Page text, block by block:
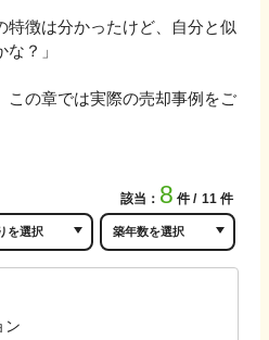
特徴は分かったけど、自分と似
？」
この章では実際の売却事例をご
該当： 8 件 11 件
ン